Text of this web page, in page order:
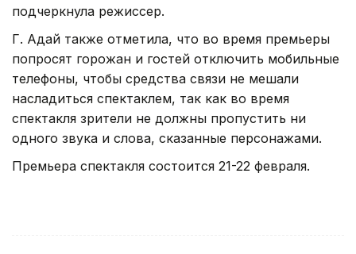
подчеркнула режиссер.
Г. Адай также отметила, что во время премьеры
попросят горожан и гостей отключить мобильные
телефоны, чтобы средства связи не мешали
насладиться спектаклем, так как во время
спектакля зрители не должны пропустить ни
одного звука и слова, сказанные персонажами.
Премьера спектакля состоится 21-22 февраля.